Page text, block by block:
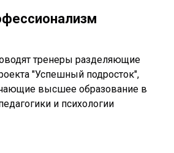
тренеры разделяющие
"Успешный подросток",
высшее образование в
и психологии